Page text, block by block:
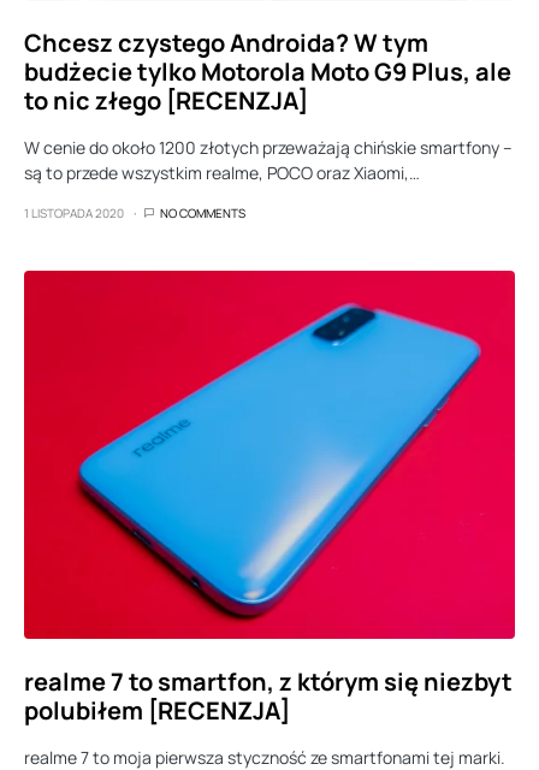
Chcesz czystego Androida? W tym
budżecie tylko Motorola Moto G9 Plus, ale
to nic złego [RECENZJA]
W cenie do około 1200 złotych przeważają chińskie smartfony –
są to przede wszystkim realme, POCO oraz Xiaomi,…
1 LISTOPADA 2020 NO COMMENTS
realme 7 to smartfon, z którym się niezbyt
polubiłem [RECENZJA]
realme 7 to moja pierwsza styczność ze smartfonami tej marki.